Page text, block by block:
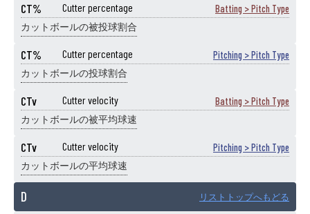
CT% Cutter percentage Batting > Pitch Type
カットボールの被投球割合
CT% Cutter percentage Pitching > Pitch Type
カットボールの投球割合
CTv Cutter velocity Batting > Pitch Type
カットボールの被平均球速
CTv Cutter velocity Pitching > Pitch Type
カットボールの平均球速
D リストトップへもどる